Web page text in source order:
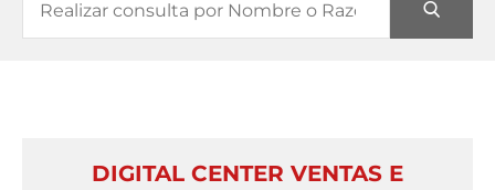
DIGITAL CENTER VENTAS E